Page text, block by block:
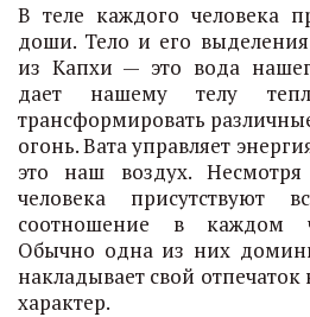
В теле каждого человека
доши. Тело и его
из Капхи — это вода
дает нашему телу
трансформировать
огонь. Вата управляет
это наш воздух.
человека
соотношение в каждом
Обычно одна из них
накладывает свой
характер.